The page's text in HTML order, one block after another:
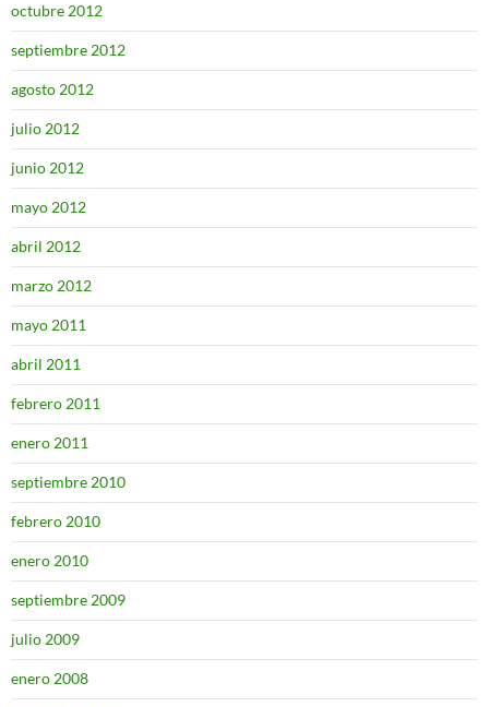
octubre 2012
septiembre 2012
agosto 2012
julio 2012
junio 2012
mayo 2012
abril 2012
marzo 2012
mayo 2011
abril 2011
febrero 2011
enero 2011
septiembre 2010
febrero 2010
enero 2010
septiembre 2009
julio 2009
enero 2008